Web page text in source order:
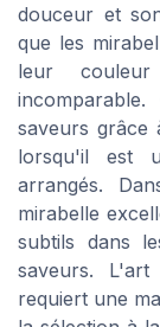
douceur et
que les
leur
saveurs grâce
lorsqu'il est
arrangés.
mirabelle
subtils dans
saveurs.
requiert une